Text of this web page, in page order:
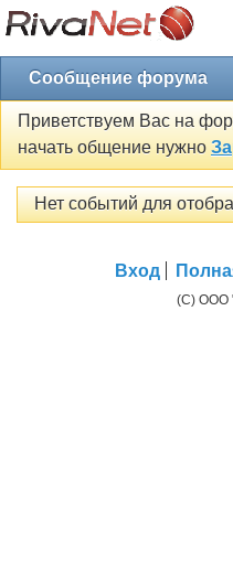
Сообщение форума
Приветствуем Вас на
начать общение нужно
Нет событий для
Вход
(C) ООО